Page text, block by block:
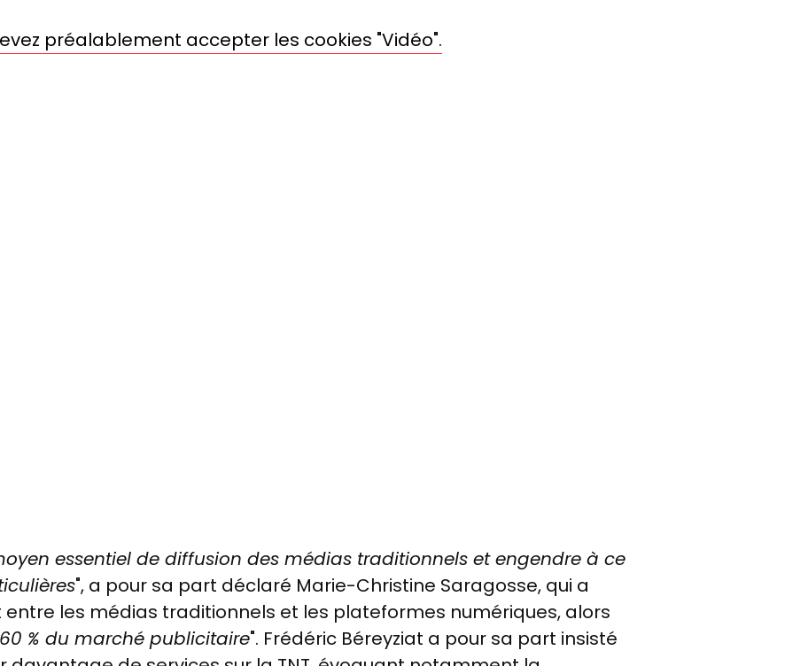
préalablement accepter les cookies "Vidéo".
essentiel de diffusion des médias traditionnels et engendre à ce
", a pour sa part déclaré Marie-Christine Saragosse, qui a
les médias traditionnels et les plateformes numériques, alors
60 % du marché publicitaire". Frédéric Béreyziat a pour sa part insisté